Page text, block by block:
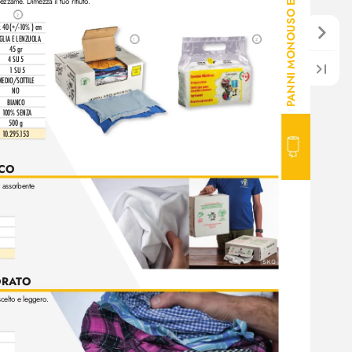
e leggero.
TO
40 (+/-10% ) cm
E LENZUOLA
45 gr
4 SU 5
1 SU 5
SOTTILE
NO
BIANCO
100% SENZA
500 g
10.295.153
2
2
P